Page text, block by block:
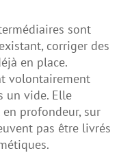
sont
corriger des
en place.
volontairement
un vide. Elle
profondeur, sur
pas être livrés